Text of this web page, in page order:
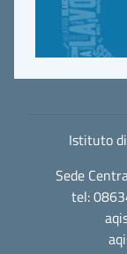
Istituto
Sede
tel: